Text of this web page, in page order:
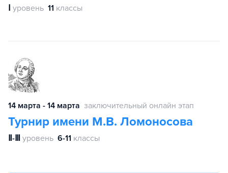
Ⅰ уровень 11 классы
14 марта - 14 марта заключительный онлайн этап
Турнир имени М.В. Ломоносова
Ⅱ-Ⅲ уровень 6-11 классы